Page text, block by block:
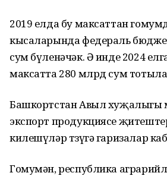
2019 елда бу максаттан
кысаларында федераль
сум бүленәчәк. Ә инде 2024
максатта 280 млрд сум
Башкортстан Авыл хуҗалыгы
экспорт продукциясе
килешүләр төзүгә гаризалар
Гомумән, республика